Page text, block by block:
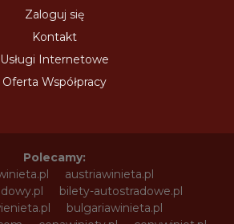
Zaloguj się
Kontakt
Usługi Internetowe
Oferta Współpracy
Polecamy:
austriawinieta.pl
bilety-autostradowe.pl
bulgariawinieta.pl